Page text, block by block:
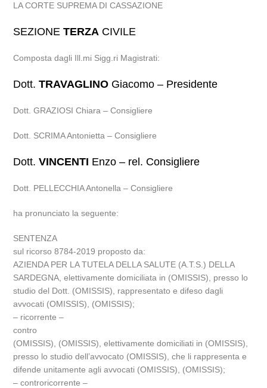
LA CORTE SUPREMA DI CASSAZIONE
SEZIONETERZA CIVILE
Composta dagli Ill.mi Sigg.ri Magistrati:
Dott.TRAVAGLINO Giacomo – Presidente
Dott. GRAZIOSI Chiara – Consigliere
Dott. SCRIMA Antonietta – Consigliere
Dott.VINCENTI Enzo – rel. Consigliere
Dott. PELLECCHIA Antonella – Consigliere
ha pronunciato la seguente:
SENTENZA
sul ricorso 8784-2019 proposto da:
AZIENDA PER LA TUTELA DELLA SALUTE (A.T.S.) DELLA
SARDEGNA, elettivamente domiciliata in (OMISSIS), presso lo
studio del Dott. (OMISSIS), rappresentato e difeso dagli
avvocati (OMISSIS), (OMISSIS);
– ricorrente –
contro
(OMISSIS), (OMISSIS), elettivamente domiciliati in (OMISSIS),
presso lo studio dell’avvocato (OMISSIS), che li rappresenta e
difende unitamente agli avvocati (OMISSIS), (OMISSIS);
– controricorrente –